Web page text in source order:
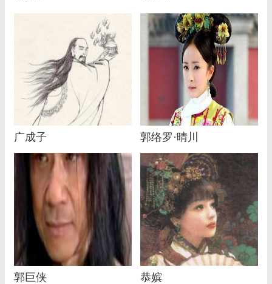
广成子 郭络罗·晴川
郭巨侠 恭嫔